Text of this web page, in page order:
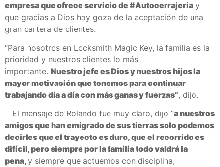
empresa que ofrece servicio de #Autocerrajeria y
que gracias a Dios hoy goza de la aceptación de una
gran cartera de clientes.
“Para nosotros en Locksmith Magic Key, la familia es la
prioridad y nuestros clientes lo más
importante. Nuestro jefe es Dios y nuestros hijos la
mayor motivación que tenemos para continuar
trabajando día a día con más ganas y fuerzas”, dijo.
El mensaje de Rolando fue muy claro, dijo “a nuestros
amigos que han emigrado de sus tierras solo podemos
decirles que el trayecto es duro, que el recorrido es
difícil, pero siempre por la familia todo valdrá la
pena, y siempre que actuemos con disciplina,